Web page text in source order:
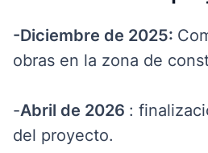
-Diciembre de 2025:
obras en la zona de
-Abril de 2026 :
del proyecto.